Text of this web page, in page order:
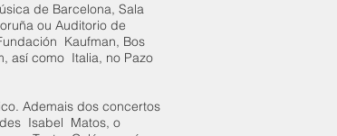
de Barcelona, Sala
ou Auditorio de
Kaufman, Bos
así como Italia, no Pazo
Ademais dos concertos
Isabel Matos, o